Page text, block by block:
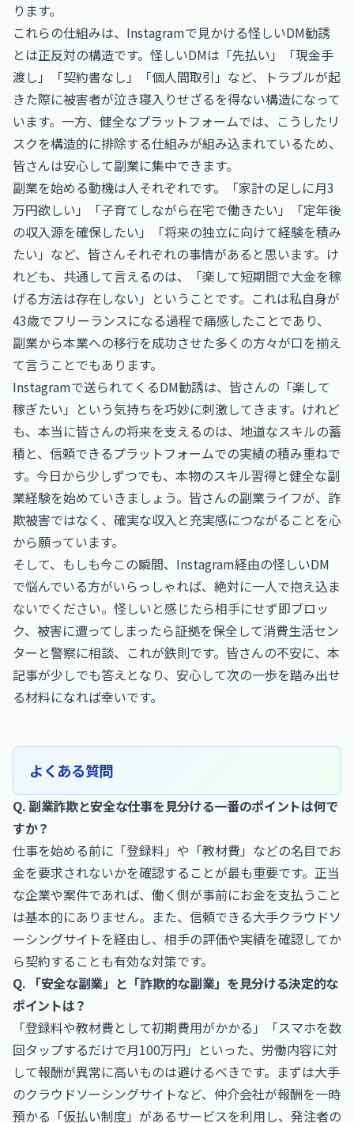
ります。
これらの仕組みは、Instagramで見かける怪しいDM勧誘
とは正反対の構造です。怪しいDMは「先払い」「現金手
渡し」「契約書なし」「個人間取引」など、トラブルが起
きた際に被害者が泣き寝入りせざるを得ない構造になって
います。一方、健全なプラットフォームでは、こうしたリ
スクを構造的に排除する仕組みが組み込まれているため、
皆さんは安心して副業に集中できます。
副業を始める動機は人それぞれです。「家計の足しに月3
万円欲しい」「子育てしながら在宅で働きたい」「定年後
の収入源を確保したい」「将来の独立に向けて経験を積み
たい」など、皆さんそれぞれの事情があると思います。け
れども、共通して言えるのは、「楽して短期間で大金を稼
げる方法は存在しない」ということです。これは私自身が
43歳でフリーランスになる過程で痛感したことであり、
副業から本業への移行を成功させた多くの方々が口を揃え
て言うことでもあります。
Instagramで送られてくるDM勧誘は、皆さんの「楽して
稼ぎたい」という気持ちを巧妙に刺激してきます。けれど
も、本当に皆さんの将来を支えるのは、地道なスキルの蓄
積と、信頼できるプラットフォームでの実績の積み重ねで
す。今日から少しずつでも、本物のスキル習得と健全な副
業経験を始めていきましょう。皆さんの副業ライフが、詐
欺被害ではなく、確実な収入と充実感につながることを心
から願っています。
そして、もしも今この瞬間、Instagram経由の怪しいDM
で悩んでいる方がいらっしゃれば、絶対に一人で抱え込ま
ないでください。怪しいと感じたら相手にせず即ブロッ
ク、被害に遭ってしまったら証拠を保全して消費生活セン
ターと警察に相談、これが鉄則です。皆さんの不安に、本
記事が少しでも答えとなり、安心して次の一歩を踏み出せ
る材料になれば幸いです。
よくある質問
Q. 副業詐欺と安全な仕事を見分ける一番のポイントは何で
すか？
仕事を始める前に「登録料」や「教材費」などの名目でお
金を要求されないかを確認することが最も重要です。正当
な企業や案件であれば、働く側が事前にお金を支払うこと
は基本的にありません。また、信頼できる大手クラウドソ
ーシングサイトを経由し、相手の評価や実績を確認してか
ら契約することも有効な対策です。
Q. 「安全な副業」と「詐欺的な副業」を見分ける決定的な
ポイントは？
「登録料や教材費として初期費用がかかる」「スマホを数
回タップするだけで月100万円」といった、労働内容に対
して報酬が異常に高いものは避けるべきです。まずは大手
のクラウドソーシングサイトなど、仲介会社が報酬を一時
預かる「仮払い制度」があるサービスを利用し、発注者の